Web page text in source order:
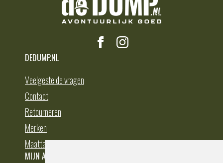
DEDUMP.NL
Veelgestelde vragen
Contact
Retourneren
Merken
Maattabellen kleding
MIJN ACCOUNT